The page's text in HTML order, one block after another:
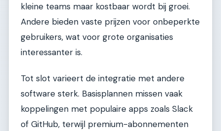
kleine teams maar kostbaar wordt bij groei.
Andere bieden vaste prijzen voor onbeperkte
gebruikers, wat voor grote organisaties
interessanter is.
Tot slot varieert de integratie met andere
software sterk. Basisplannen missen vaak
koppelingen met populaire apps zoals Slack
of GitHub, terwijl premium-abonnementen